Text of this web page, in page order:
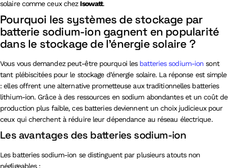
solaire comme ceux chez Isowatt.
Pourquoi les systèmes de stockage par
batterie sodium-ion gagnent en popularité
dans le stockage de l’énergie solaire ?
Vous vous demandez peut-être pourquoi les batteries sodium-ion sont
tant plébiscitées pour le stockage d’énergie solaire. La réponse est simple
: elles offrent une alternative prometteuse aux traditionnelles batteries
lithium-ion. Grâce à des ressources en sodium abondantes et un coût de
production plus faible, ces batteries deviennent un choix judicieux pour
ceux qui cherchent à réduire leur dépendance au réseau électrique.
Les avantages des batteries sodium-ion
Les batteries sodium-ion se distinguent par plusieurs atouts non
négligeables :